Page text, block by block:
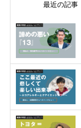
最近の記事